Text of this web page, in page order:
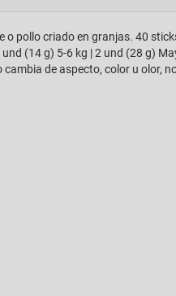
pollo criado en granjas. 40
(14 g) 5-6 kg | 2 und (28 g)
de aspecto, color u olor,